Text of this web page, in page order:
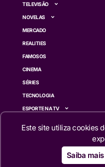
TELEVISÃO
NOVELAS
MERCADO
REALITIES
FAMOSOS
CINEMA
SÉRIES
TECNOLOGIA
ESPORTE NA TV
Este site utiliza cookies
Saiba mais